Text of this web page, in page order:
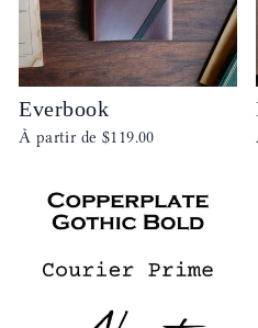
Everbook
À partir de $119.00